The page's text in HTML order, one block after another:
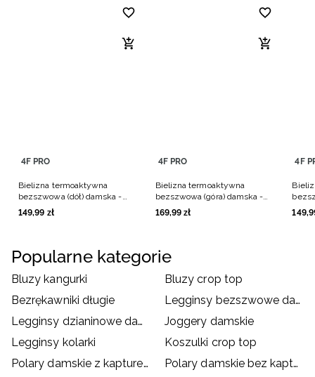
4F PRO
Bielizna termoaktywna
bezszwowa (dół) damska -
biała
149,99 zł
4F PRO
Bielizna termoaktywna
bezszwowa (góra) damska -
biała
169,99 zł
4F
149,
Popularne kategorie
Bluzy kangurki
Bluzy crop top
Bezrękawniki długie
Legginsy bezszwowe damskie
Legginsy dzianinowe damskie
Joggery damskie
Legginsy kolarki
Koszulki crop top
Polary damskie z kapturem
Polary damskie bez kaptura